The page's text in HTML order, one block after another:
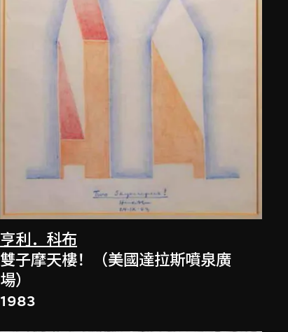
亨利．科布
雙子摩天樓！（美國達拉斯噴泉廣
場）
1983